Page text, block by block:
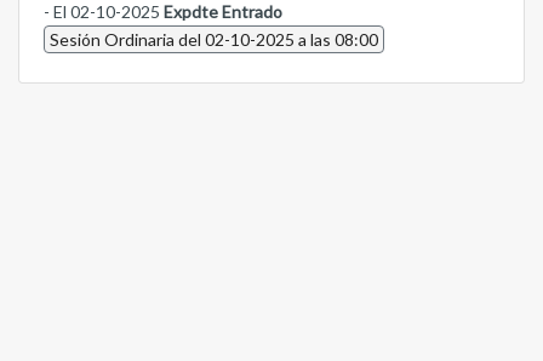
- El 02-10-2025 Expdte Entrado
Sesión Ordinaria del 02-10-2025 a las 08:00